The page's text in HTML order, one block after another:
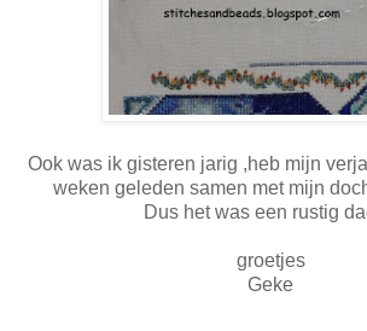
Ook was ik gisteren jarig ,heb mijn
weken geleden samen met mijn
Dus het was een rustig
groetjes
Geke